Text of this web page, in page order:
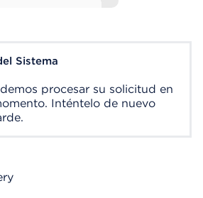
Sistema
procesar su solicitud en
Inténtelo de nuevo